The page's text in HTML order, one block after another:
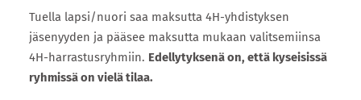
Tuella lapsi/nuori saa maksutta 4H-yhdistyksen
jäsenyyden ja pääsee maksutta mukaan valitsemiinsa
4H-harrastusryhmiin. Edellytyksenä on, että kyseisissä
ryhmissä on vielä tilaa.